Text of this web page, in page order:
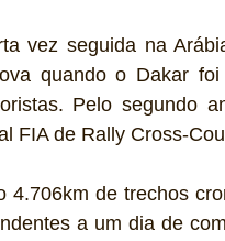
vez seguida na
quando o Dakar
Pelo segundo
FIA de Rally Cross-
4.706km de trechos
a um dia de